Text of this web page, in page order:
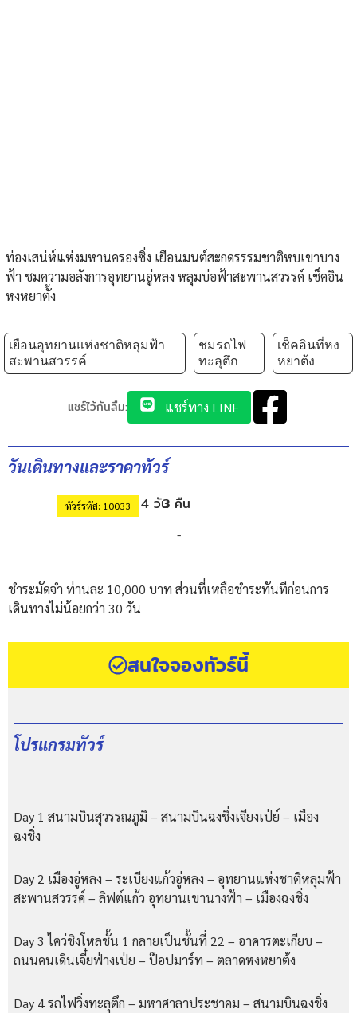
ท่องเสน่ห์แห่งมหานครองซิ่ง เยือนมนต์สะกดรรรมชาติหบเขาบาง
ฟ้า ชมความอลังการอุทยานอู่หลง หลุมบ่อฟ้าสะพานสวรรค์ เช็คอิน
หงหยาตั้ง
เยือนอุทยานแห่งชาติหลุมฟ้า
สะพานสวรรค์
ชมรถไฟ
ทะลุตึก
เช็คอินที่หง
หยาต้ง
แชร์ไว้กันลืม: แชร์ทาง LINE
วันเดินทางและราคาทัวร์
ทัวร์รหัส: 10033 4 วัน3 คืน
-
ชำระมัดจำ ท่านละ 10,000 บาท ส่วนที่เหลือชำระทันทีก่อนการ
เดินทางไม่น้อยกว่า 30 วัน
สนใจจองทัวร์นี้
โปรแกรมทัวร์
Day 1 สนามบินสุวรรณภูมิ – สนามบินฉงชิ่งเจียงเป่ย์ – เมือง
ฉงชิ่ง
Day 2 เมืองอู่หลง – ระเบียงแก้วอู่หลง – อุทยานแห่งชาติหลุมฟ้า
สะพานสวรรค์ – ลิฟต์แก้ว อุทยานเขานางฟ้า – เมืองฉงชิ่ง
Day 3 ไคว่ชิงโหลชั้น 1 กลายเป็นชั้นที่ 22 – อาคารตะเกียบ –
ถนนคนเดินเจี๋ยฟ่างเป่ย – ป๊อปมาร์ท – ตลาดหงหยาต้ง
Day 4 รถไฟวิ่งทะลุตึก – มหาศาลาประชาคม – สนามบินฉงชิ่ง